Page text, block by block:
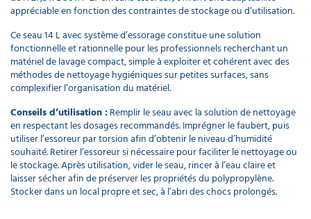
appréciable en fonction des contraintes de stockage ou d’utilisation.
Ce seau 14 L avec système d’essorage constitue une solution
fonctionnelle et rationnelle pour les professionnels recherchant un
matériel de lavage compact, simple à exploiter et cohérent avec des
méthodes de nettoyage hygiéniques sur petites surfaces, sans
complexifier l’organisation du matériel.
Conseils d’utilisation :Remplir le seau avec la solution de nettoyage
en respectant les dosages recommandés. Imprégner le faubert, puis
utiliser l’essoreur par torsion afin d’obtenir le niveau d’humidité
souhaité. Retirer l’essoreur si nécessaire pour faciliter le nettoyage ou
le stockage. Après utilisation, vider le seau, rincer à l’eau claire et
laisser sécher afin de préserver les propriétés du polypropylène.
Stocker dans un local propre et sec, à l’abri des chocs prolongés.